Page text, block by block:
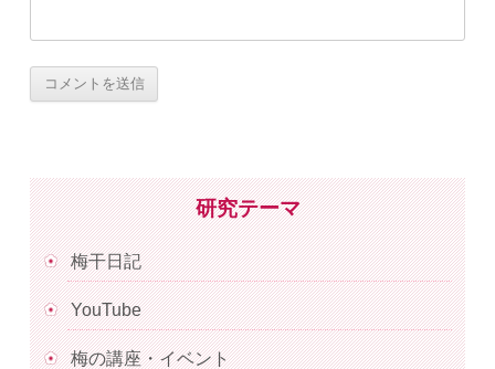
研究テーマ
梅干日記
YouTube
梅の講座・イベント